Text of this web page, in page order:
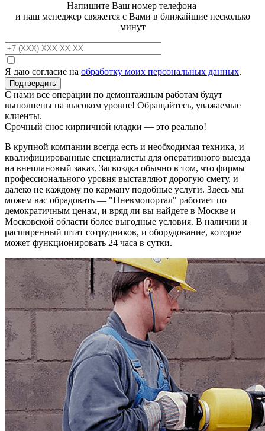
Напишите Ваш номер телефона
и наш менеджер свяжется с Вами в ближайшие несколько
минут
Я даю согласие на обработку моих персональных данных.
С нами все операции по демонтажным работам будут
выполнены на высоком уровне! Обращайтесь, уважаемые
клиенты.
Срочный снос кирпичной кладки — это реально!
В крупной компании всегда есть и необходимая техника, и
квалифицированные специалисты для оперативного выезда
на внеплановый заказ. Загвоздка обычно в том, что фирмы
профессионального уровня выставляют дорогую смету, и
далеко не каждому по карману подобные услуги. Здесь мы
можем вас обрадовать — "Пневмопортал" работает по
демократичным ценам, и вряд ли вы найдете в Москве и
Московской области более выгодные условия. В наличии и
расширенный штат сотрудников, и оборудование, которое
может функционировать 24 часа в сутки.